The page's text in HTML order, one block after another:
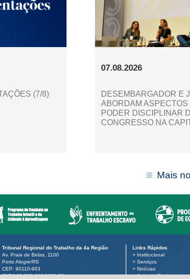
(7/8)
07.08.2026
DESEMBARGADOR E
ABORDAM
PODER DISCIPLINAR
CONGRESSO NA
Mais
Tribunal Regional do Trabalho da 4a Região
Av. Praia de Belas, 1100
Porto Alegre/RS
CEP: 90110-903
CNPJ 02.520.619/0001-52
Links Rápidos
> Institucional
> Serviços
> Notícias
>Jurisprudência